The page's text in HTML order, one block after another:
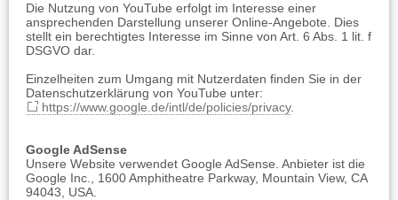
Die Nutzung von YouTube erfolgt im Interesse einer
ansprechenden Darstellung unserer Online-Angebote. Dies
stellt ein berechtigtes Interesse im Sinne von Art. 6 Abs. 1 lit. f
DSGVO dar.
Einzelheiten zum Umgang mit Nutzerdaten finden Sie in der
Datenschutzerklärung von YouTube unter:
https://www.google.de/intl/de/policies/privacy.
Google AdSense
Unsere Website verwendet Google AdSense. Anbieter ist die
Google Inc., 1600 Amphitheatre Parkway, Mountain View, CA
94043, USA.